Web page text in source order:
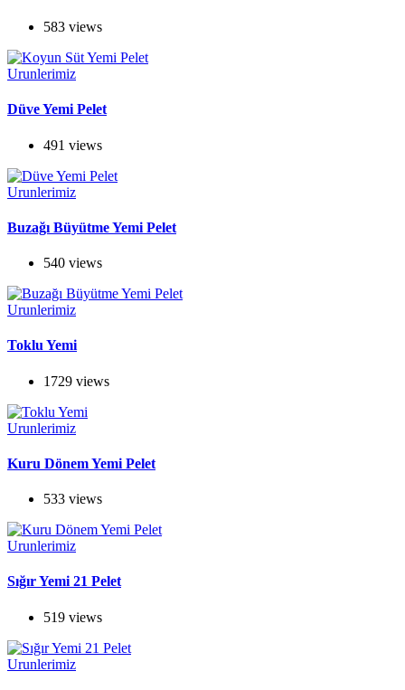
583 views
Urunlerimiz
Düve Yemi Pelet
491 views
Urunlerimiz
Buzağı Büyütme Yemi Pelet
540 views
Urunlerimiz
Toklu Yemi
1729 views
Urunlerimiz
Kuru Dönem Yemi Pelet
533 views
Urunlerimiz
Sığır Yemi 21 Pelet
519 views
Urunlerimiz